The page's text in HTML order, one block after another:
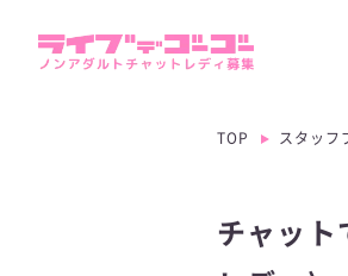
TOP スタッフ
チャット